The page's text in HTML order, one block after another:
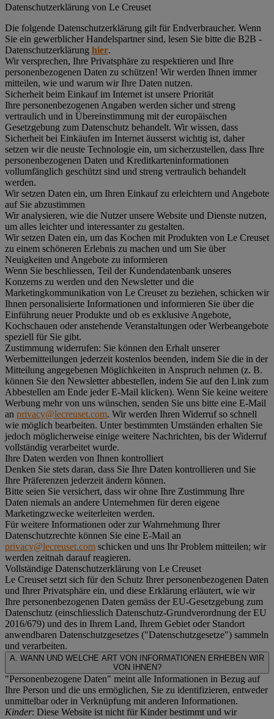
Datenschutz­erklärung von Le Creuset
Die folgende Datenschutzerklärung gilt für Endverbraucher. Wenn
Sie ein gewerblicher Handelspartner sind, lesen Sie bitte die B2B -
Datenschutzerklärung hier.
Wir versprechen, Ihre Privatsphäre zu respektieren und Ihre
personenbezogenen Daten zu schützen! Wir werden Ihnen immer
mitteilen, wie und warum wir Ihre Daten nutzen.
Sicherheit beim Einkauf im Internet ist unsere Priorität
Ihre personenbezogenen Angaben werden sicher und streng
vertraulich und in Übereinstimmung mit der europäischen
Gesetzgebung zum Datenschutz behandelt. Wir wissen, dass
Sicherheit bei Einkäufen im Internet äusserst wichtig ist, daher
setzen wir die neuste Technologie ein, um sicherzustellen, dass Ihre
personenbezogenen Daten und Kreditkarteninformationen
vollumfänglich geschützt sind und streng vertraulich behandelt
werden.
Wir setzen Daten ein, um Ihren Einkauf zu erleichtern und Angebote
auf Sie abzustimmen
Wir analysieren, wie die Nutzer unsere Website und Dienste nutzen,
um alles leichter und interessanter zu gestalten.
Wir setzen Daten ein, um das Kochen mit Produkten von Le Creuset
zu einem schöneren Erlebnis zu machen und um Sie über
Neuigkeiten und Angebote zu informieren
Wenn Sie beschliessen, Teil der Kundendatenbank unseres
Konzerns zu werden und den Newsletter und die
Marketingkommunikation von Le Creuset zu beziehen, schicken wir
Ihnen personalisierte Informationen und informieren Sie über die
Einführung neuer Produkte und ob es exklusive Angebote,
Kochschauen oder anstehende Veranstaltungen oder Werbeangebote
speziell für Sie gibt.
Zustimmung widerrufen: Sie können den Erhalt unserer
Werbemitteilungen jederzeit kostenlos beenden, indem Sie die in der
Mitteilung angegebenen Möglichkeiten in Anspruch nehmen (z. B.
können Sie den Newsletter abbestellen, indem Sie auf den Link zum
Abbestellen am Ende jeder E-Mail klicken). Wenn Sie keine weitere
Werbung mehr von uns wünschen, senden Sie uns bitte eine E-Mail
an privacy@lecreuset.com. Wir werden Ihren Widerruf so schnell
wie möglich bearbeiten. Unter bestimmten Umständen erhalten Sie
jedoch möglicherweise einige weitere Nachrichten, bis der Widerruf
vollständig verarbeitet wurde.
Ihre Daten werden von Ihnen kontrolliert
Denken Sie stets daran, dass Sie Ihre Daten kontrollieren und Sie
Ihre Präferenzen jederzeit ändern können.
Bitte seien Sie versichert, dass wir ohne Ihre Zustimmung Ihre
Daten niemals an andere Unternehmen für deren eigene
Marketingzwecke weiterleiten werden.
Für weitere Informationen oder zur Wahrnehmung Ihrer
Datenschutzrechte können Sie eine E-Mail an
privacy@lecreuset.com schicken und uns Ihr Problem mitteilen; wir
werden zeitnah darauf reagieren.
Vollständige Datenschutzerklärung von Le Creuset
Le Creuset setzt sich für den Schutz Ihrer personenbezogenen Daten
und Ihrer Privatsphäre ein, und diese Erklärung erläutert, wie wir
Ihre personenbezogenen Daten gemäss der EU-Gesetzgebung zum
Datenschutz (einschliesslich Datenschutz-Grundverordnung der EU
2016/679) und des in Ihrem Land, Ihrem Gebiet oder Standort
anwendbaren Datenschutzgesetzes ("Datenschutzgesetze") sammeln
und verarbeiten.
A. WANN UND WELCHE ART VON INFORMATIONEN ERHEBEN WIR
VON IHNEN?
"Personenbezogene Daten" meint alle Informationen in Bezug auf
Ihre Person und die uns ermöglichen, Sie zu identifizieren, entweder
unmittelbar oder in Verknüpfung mit anderen Informationen.
Kinder: Diese Website ist nicht für Kinder bestimmt und wir